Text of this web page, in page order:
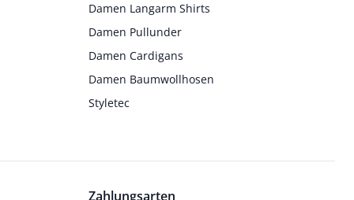
Damen Langarm Shirts
Damen Pullunder
Damen Cardigans
Damen Baumwollhosen
Styletec
Zahlungsarten